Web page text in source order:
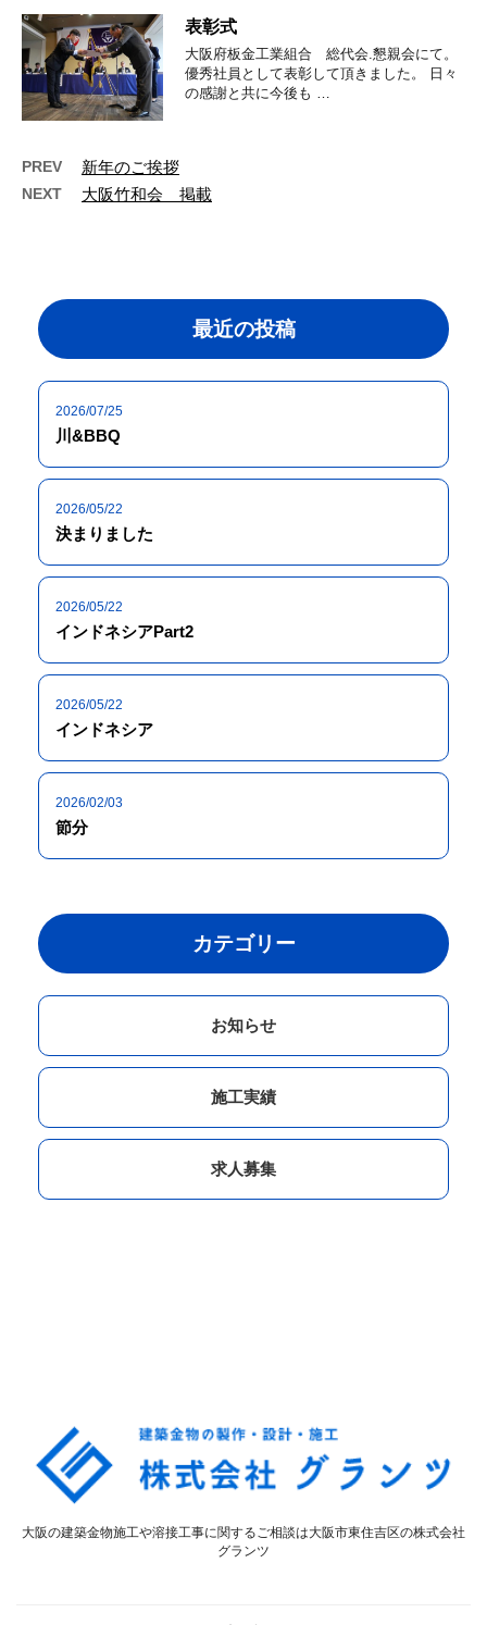
表彰式
大阪府板金工業組合 総代会.懇親会にて。
優秀社員として表彰して頂きました。 日々
の感謝と共に今後も …
PREV 新年のご挨拶
NEXT 大阪竹和会 掲載
最近の投稿
2026/07/25
川&BBQ
2026/05/22
決まりました
2026/05/22
インドネシアPart2
2026/05/22
インドネシア
2026/02/03
節分
カテゴリー
お知らせ
施工実績
求人募集
大阪の建築金物施工や溶接工事に関するご相談は大阪市東住吉区の株式会社
グランツ